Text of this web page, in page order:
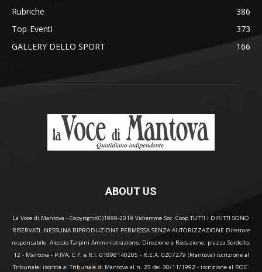
Rubriche
386
Top-Eventi
373
GALLERY DELLO SPORT
166
ABOUT US
La Voce di Mantova - Copyright(C)1999-2019 Vidiemme Soc. Coop TUTTI I DIRITTI SONO
RISERVATI. NESSUNA RIPRODUZIONE PERMESSA SENZA AUTORIZZAZIONE Direttore
responsabile: Alessio Tarpini Amministrazione, Direzione e Redazione: piazza Sordello,
12 - Mantova - P.IVA, C.F. e R.I. 01898140205 - R.E.A. 0207279 (Mantova) iscrizione al
Tribunale: iscritta al Tribunale di Mantova al n. 25 del 30/11/1992 - iscrizione al ROC: